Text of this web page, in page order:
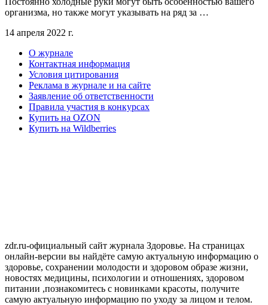
организма, но также могут указывать на ряд за …
14 апреля 2022 г.
О журнале
Контактная информация
Условия цитирования
Реклама в журнале и на сайте
Заявление об ответственности
Правила участия в конкурсах
Купить на OZON
Купить на Wildberries
zdr.ru-официальный сайт журнала Здоровье. На страницах
онлайн-версии вы найдёте самую актуальную информацию о
здоровье, сохранении молодости и здоровом образе жизни,
новостях медицины, психологии и отношениях, здоровом
питании ,познакомитесь с новинками красоты, получите
самую актуальную информацию по уходу за лицом и телом.